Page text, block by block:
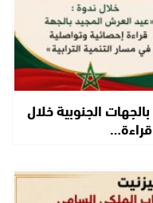
الجنوبية خلال